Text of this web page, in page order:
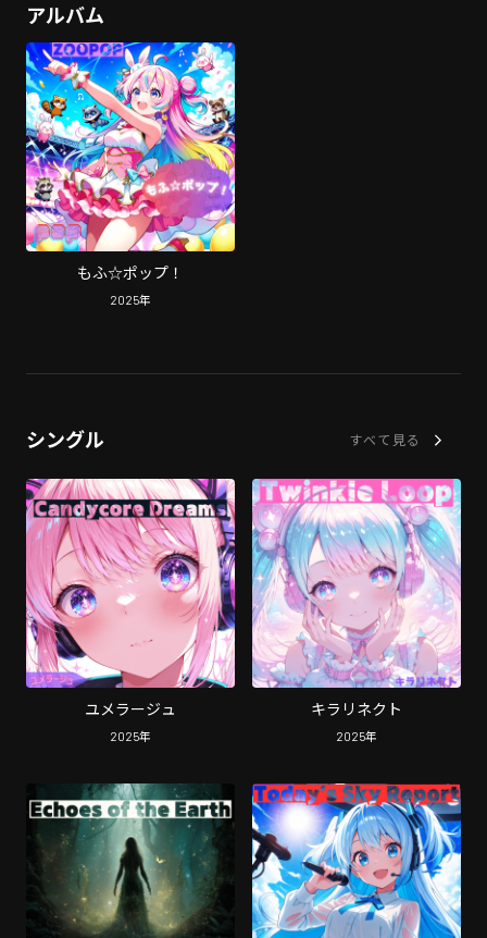
アルバム
もふ☆ポップ！
2025年
シングル すべて見る
ユメラージュ
2025年
キラリネクト
2025年